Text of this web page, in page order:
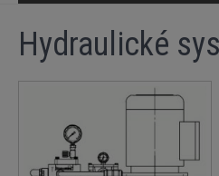
Hydraulické